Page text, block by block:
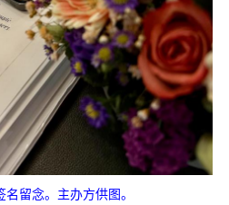
留念。主办方供图。